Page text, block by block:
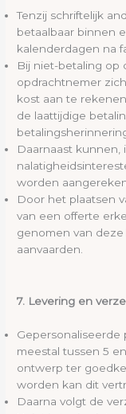
Tenzij schriftelijk
betaalbaar binnen
kalenderdagen na
Bij niet-betaling op
opdrachtnemer
kost aan te
de laattijdige
Daarnaast kunnen,
worden
Door het plaatsen
van een offerte
genomen van
aanvaarden.
7. Levering en
meestal tussen 5
ontwerp ter
worden kan dit
Daarna volgt de